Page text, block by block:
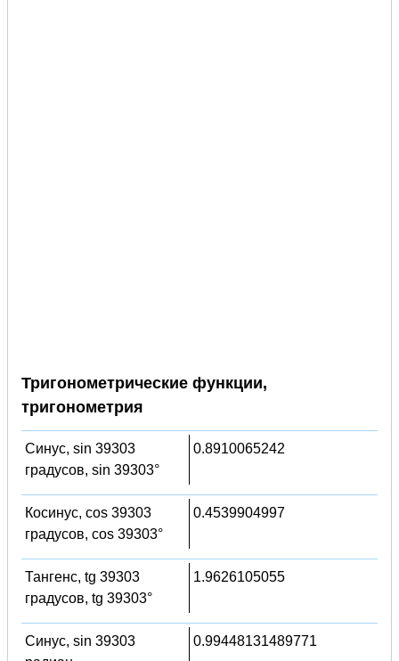
Тригонометрические функции,
тригонометрия
Синус, sin 39303
градусов, sin 39303°
0.8910065242
Косинус, cos 39303
градусов, cos 39303°
0.4539904997
Тангенс, tg 39303
градусов, tg 39303°
1.9626105055
Синус, sin 39303
0.99448131489771